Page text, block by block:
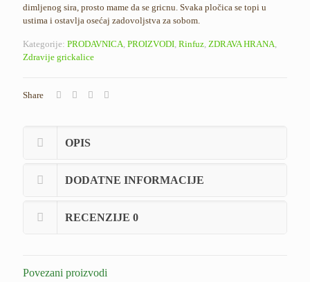
dimljenog sira, prosto mame da se gricnu. Svaka pločica se topi u
ustima i ostavlja osećaj zadovoljstva za sobom.
Kategorije: PRODAVNICA, PROIZVODI, Rinfuz, ZDRAVA HRANA,
Zdravije grickalice
Share
OPIS
DODATNE INFORMACIJE
RECENZIJE 0
Povezani proizvodi